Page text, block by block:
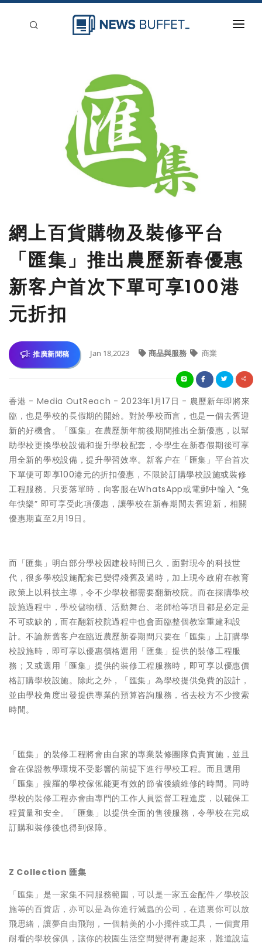
網上百貨購物及裝修平台
「匯集」推出農歷新春優惠
新客户首次下單可享100港
元折扣
推廣新聞稿 Jan 18,2023 商品與服務 商業
香港 - Media OutReach - 2023年1月17日 - 農歷新年即將來
臨，也是學校的長假期的開始。對於學校而言，也是一個去舊迎
新的好機會。「匯集」在農歷新年前後期間推出全新優惠，以幫
助學校更換學校設備和提升學校配套，令學生在新春假期後可享
用全新的學校設備，提升學習效率。新客户在「匯集」平台首次
下單便可即享100港元的折扣優惠，不限於訂購學校設施或裝修
工程服務。只要落單時，向客服在WhatsApp或電郵中輸入 “兔
年快樂” 即可享受此項優惠，讓學校在新春期間去舊迎新，相關
優惠期直至2月19日。
而「匯集」明白部分學校因建校時間已久，面對現今的科技世
代，很多學校設施配套已變得殘舊及過時，加上現今政府在教育
政策上以科技主導，令不少學校都需要翻新校院。而在採購學校
設施過程中，學校儲物櫃、活動舞台、 老師枱等項目都是必定是
不可或缺的，而在翻新校院過程中也會面臨整個教室重建和設
計。不論新舊客户在臨近農歷新春期間只要在「匯集」上訂購學
校設施時，即可享以優惠價格選用「匯集」提供的裝修工程服
務；又或選用「匯集」提供的裝修工程服務時，即可享以優惠價
格訂購學校設施。除此之外，「匯集」為學校提供免費的設計，
並由學校角度出發提供專業的預算咨詢服務，省去校方不少搜索
時間。
「匯集」的裝修工程將會由自家的專業裝修團隊負責實施，並且
會在保證教學環境不受影響的前提下進行學校工程。而且選用
「匯集」搜羅的學校傢俬能更有效的節省後續維修的時間。同時
學校的裝修工程亦會由專門的工作人員監督工程進度，以確保工
程質量和安全。「匯集」以提供全面的售後服務，令學校在完成
訂購和裝修後也得到保障。
Z Collection 匯集
「匯集」是一家集不同服務範圍，可以是一家五金配件／學校設
施等的百貨店，亦可以是為你進行滅蟲的公司，在這裏你可以放
飛思緒，讓夢自由飛翔，一個精美的小小擺件或工具，一個實用
耐看的學校傢俱，讓你的校園生活空間變得有趣起來，難道說這